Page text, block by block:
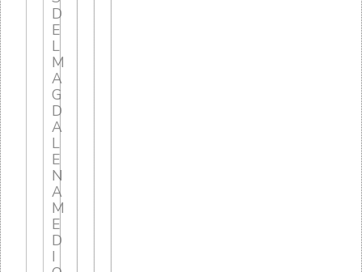
D
E
L
M
A
G
D
A
L
E
N
A
M
E
D
I